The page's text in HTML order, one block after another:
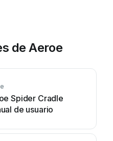
de Aeroe
Spider Cradle
de usuario